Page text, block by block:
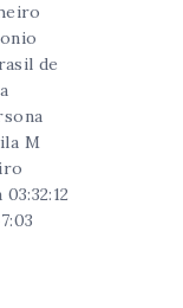
de
M